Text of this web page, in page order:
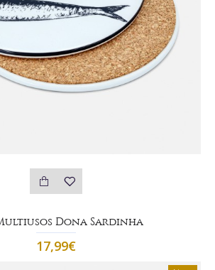
Dona Sardinha
17,99€